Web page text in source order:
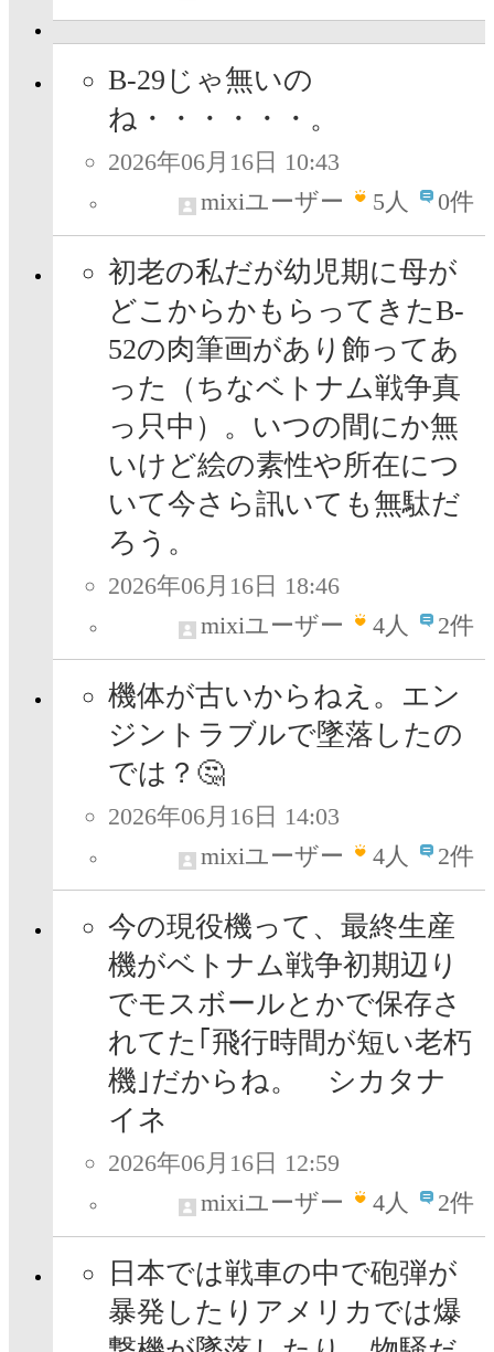
B-29じゃ無いの
ね・・・・・・。
2026年06月16日 10:43
mixiユーザー
5人 0件
初老の私だが幼児期に母が
どこからかもらってきたB-
52の肉筆画があり飾ってあ
った（ちなベトナム戦争真
っ只中）。いつの間にか無
いけど絵の素性や所在につ
いて今さら訊いても無駄だ
ろう。
2026年06月16日 18:46
mixiユーザー
4人 2件
機体が古いからねえ。エン
ジントラブルで墜落したの
では？🤔
2026年06月16日 14:03
mixiユーザー
4人 2件
今の現役機って、最終生産
機がベトナム戦争初期辺り
でモスボールとかで保存さ
れてた｢飛行時間が短い老朽
機｣だからね。 シカタナ
イネ
2026年06月16日 12:59
mixiユーザー
4人 2件
日本では戦車の中で砲弾が
暴発したりアメリカでは爆